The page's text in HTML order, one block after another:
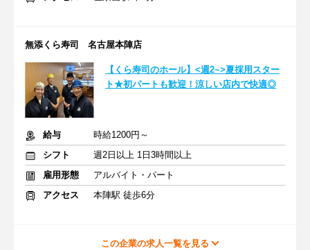
無添くら寿司 名古屋本陣店
【くら寿司のホール】<週2~>夏採用スター
ト★初パートも歓迎！涼しい店内で快適◎
給与
時給1200円～
シフト
週2日以上 1日3時間以上
雇用形態
アルバイト・パート
アクセス
本陣駅 徒歩6分
この企業の求人一覧を見る